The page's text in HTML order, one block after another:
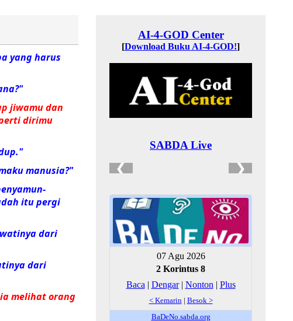
yang harus
jiwamu dan
dirimu
manusia?"
itu pergi
dari
dari
melihat orang